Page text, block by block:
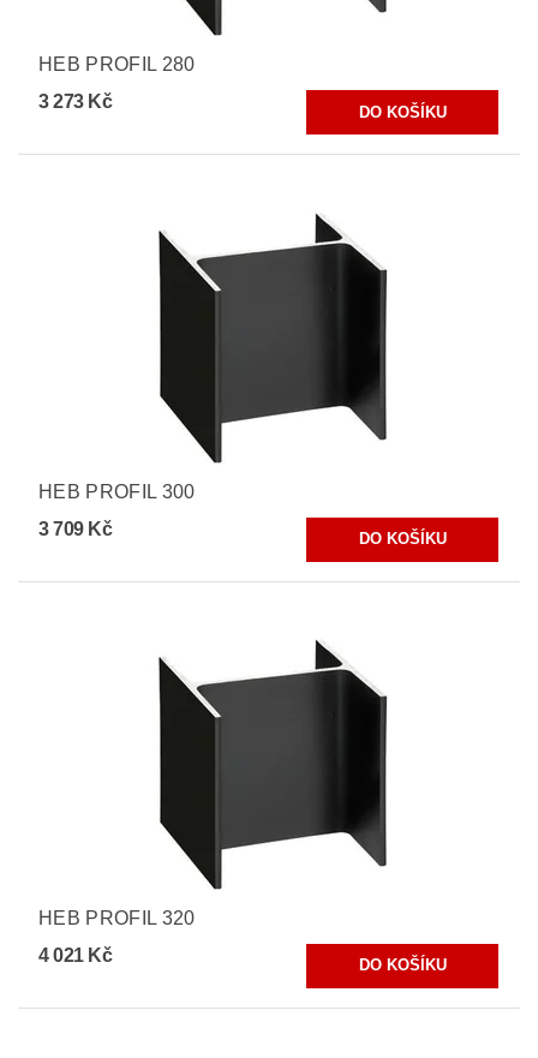
HEB PROFIL 280
3 273 Kč
HEB PROFIL 300
3 709 Kč
HEB PROFIL 320
4 021 Kč